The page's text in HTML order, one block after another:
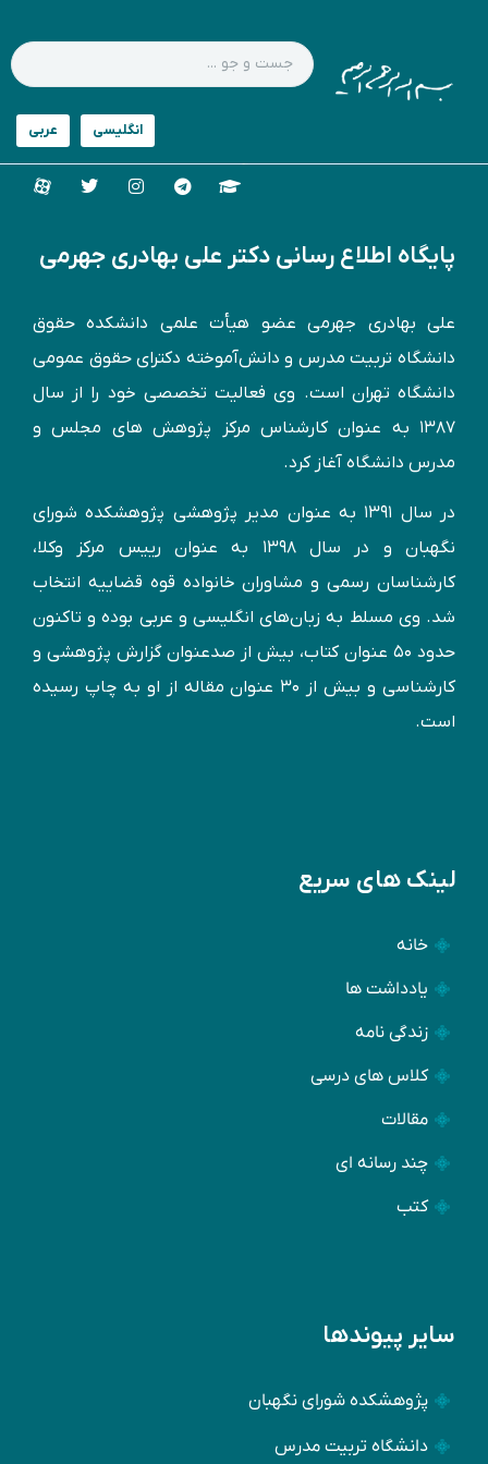
پایگاه اطلاع رسانی دکتر علی بهادری جهرمی
علی بهادری جهرمی عضو هیأت علمی دانشکده حقوق
دانشگاه تربیت مدرس و دانش‌آموخته دكترای حقوق عمومی
دانشگاه تهران است. وی فعالیت تخصصی خود را از سال
۱۳۸۷ به عنوان کارشناس مركز پژوهش های مجلس و
مدرس دانشگاه آغاز کرد.
در سال ۱۳۹۱ به عنوان مدير پژوهشی پژوهشكده شورای
نگهبان و در سال ۱۳۹۸ به عنوان رییس مرکز وکلا،
کارشناسان رسمی و مشاوران خانواده قوه قضاییه انتخاب
شد. وی مسلط به زبان‌های انگليسی و عربی بوده و تاكنون
حدود ۵۰ عنوان كتاب، بیش از صدعنوان گزارش پژوهشی و
کارشناسی و بيش از ۳۰ عنوان مقاله از او به چاپ رسيده
است.
لینک های سریع
خانه
یادداشت ها
زندگی نامه
کلاس های درسی
مقالات
چند رسانه ای
کتب
سایر پیوندها
پژوهشکده شورای نگهبان
دانشگاه تربیت مدرس